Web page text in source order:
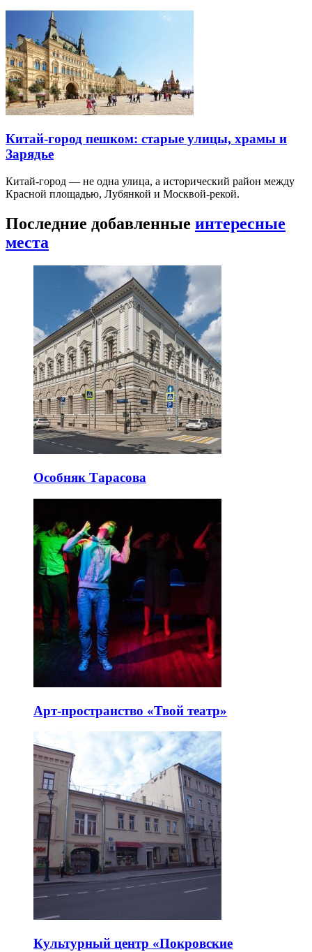
Китай-город пешком: старые улицы, храмы и
Зарядье
Китай-город — не одна улица, а исторический район между
Красной площадью, Лубянкой и Москвой-рекой.
Последние добавленные интересные
места
Особняк Тарасова
Арт-пространство «Твой театр»
Культурный центр «Покровские